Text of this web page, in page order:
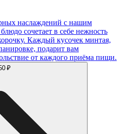
наслаждений с нашим
сочетает в себе нежность
Каждый кусочек минтая,
подарит вам
от каждого приёма пищи.
₽